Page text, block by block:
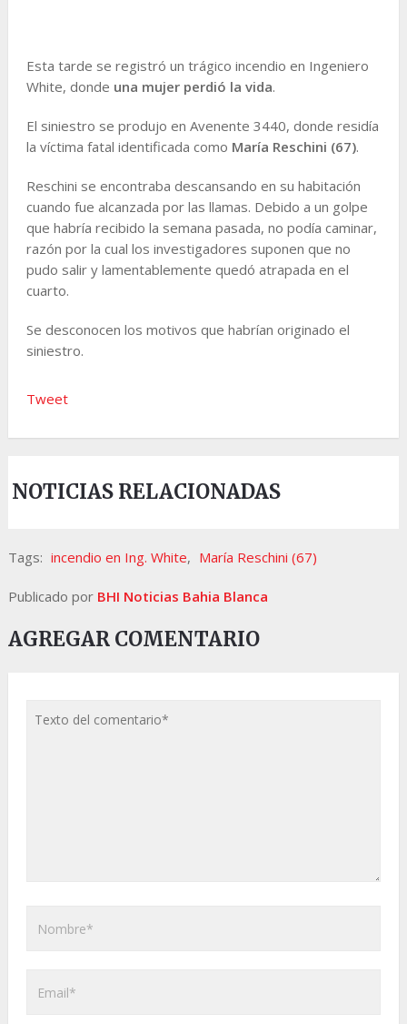
Esta tarde se registró un trágico incendio en Ingeniero
White, donde una mujer perdió la vida.
El siniestro se produjo en Avenente 3440, donde residía
la víctima fatal identificada como María Reschini (67).
Reschini se encontraba descansando en su habitación
cuando fue alcanzada por las llamas. Debido a un golpe
que habría recibido la semana pasada, no podía caminar,
razón por la cual los investigadores suponen que no
pudo salir y lamentablemente quedó atrapada en el
cuarto.
Se desconocen los motivos que habrían originado el
siniestro.
Tweet
NOTICIAS RELACIONADAS
Tags: incendio en Ing. White, María Reschini (67)
Publicado por BHI Noticias Bahia Blanca
AGREGAR COMENTARIO